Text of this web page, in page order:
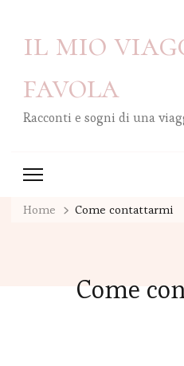
il mio
favola
Racconti e sogni di una
Home Come contattarmi
Come